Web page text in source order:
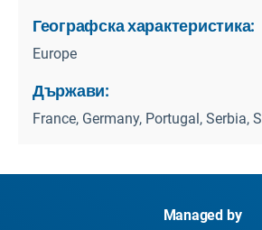
Географска характеристика:
Europe
Държави:
France, Germany, Portugal, Serbia,
Managed by